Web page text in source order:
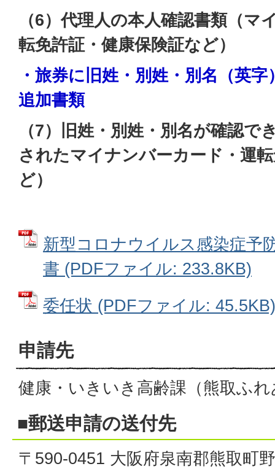
（6）代理人の本人確認書類（マ
転免許証・健康保険証など）
・旅券に旧姓・別姓・別名（英
追加書類
（7）旧姓・別姓・別名が確認で
されたマイナンバーカード・運
ど）
新型コロナウイルス感染症予
書 (PDFファイル: 233.8KB)
委任状 (PDFファイル: 45.5KB)
申請先
健康・いきいき高齢課（熊取ふ
■郵送申請の送付先
〒590-0451 大阪府泉南郡熊取町